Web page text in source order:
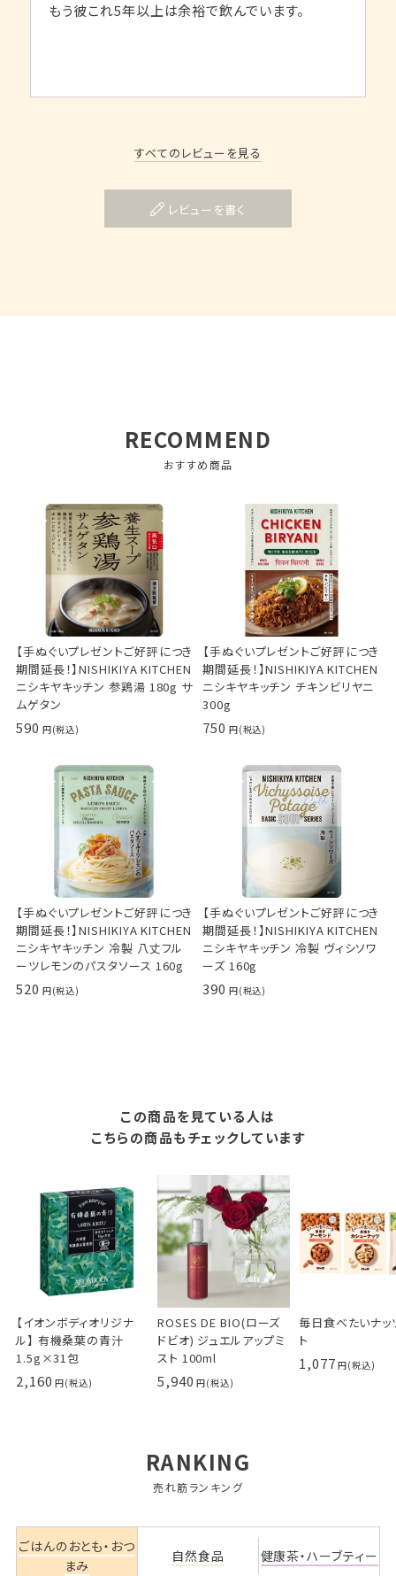
もう彼これ5年以上は余裕で飲んでいます。
すべてのレビューを見る
レビューを書く
RECOMMEND
おすすめ商品
【手ぬぐいプレゼントご好評につき
期間延長！】NISHIKIYA KITCHEN
ニシキヤキッチン 参鶏湯 180g サ
ムゲタン
590
【手ぬぐいプレゼントご好評につき
期間延長！】NISHIKIYA KITCHEN
ニシキヤキッチン チキンビリヤニ
300g
750
【手ぬぐいプレゼントご好評につき
期間延長！】NISHIKIYA KITCHEN
ニシキヤキッチン 冷製 八丈フル
ーツレモンのパスタソース 160g
520
【手ぬぐいプレゼントご好評につき
期間延長！】NISHIKIYA KITCHEN
ニシキヤキッチン 冷製 ヴィシソワ
ーズ 160g
390
この商品を見ている人は
こちらの商品もチェックしています
【イオンボディオリジナ
ル】 有機桑葉の青汁
1.5g×31包
2,160
ROSES DE BIO(ローズ
ドビオ) ジュエルアップミ
スト 100ml
5,940
毎日食べたいナッ
ト
1,077
RANKING
売れ筋ランキング
ごはんのおとも・おつ
まみ
自然食品 健康茶・ハーブティー